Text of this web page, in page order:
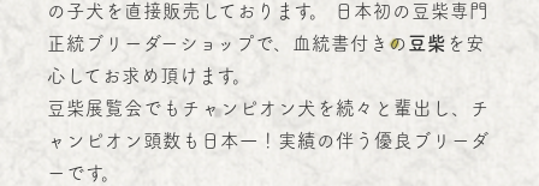
の子犬を直接販売しております。 日本初の豆柴専門
正統ブリーダーショップで、血統書付きの豆柴 を安
心してお求め頂けます。
豆柴展覧会でもチャンピオン犬を続々と輩出し、チ
ャンピオン頭数も日本一！実績の伴う優良ブリーダ
ーです。